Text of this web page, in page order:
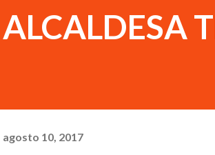
ALCALDESA
agosto 10, 2017